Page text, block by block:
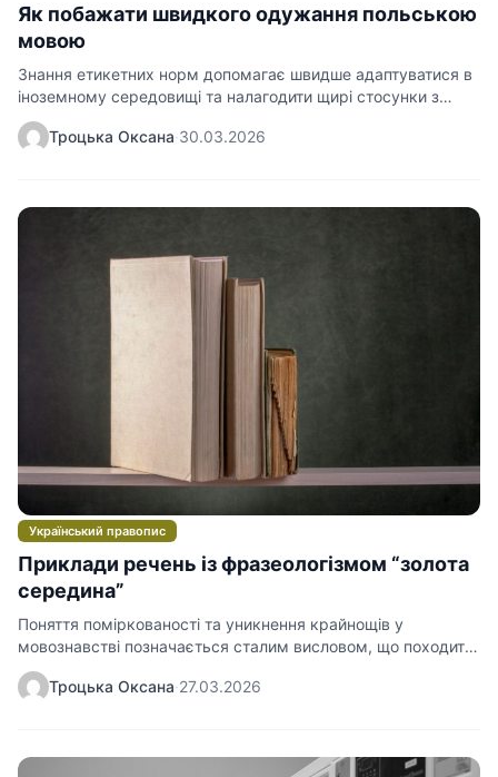
Як побажати швидкого одужання польською
мовою
Знання етикетних норм допомагає швидше адаптуватися в
іноземному середовищі та налагодити щирі стосунки з
оточуючими. Коли близька людина…
Троцька Оксана·30.03.2026
Український правопис
Приклади речень із фразеологізмом “золота
середина”
Поняття поміркованості та уникнення крайнощів у
мовознавстві позначається сталим висловом, що походить
із античної філософії. Використовуючи речення з…
Троцька Оксана·27.03.2026